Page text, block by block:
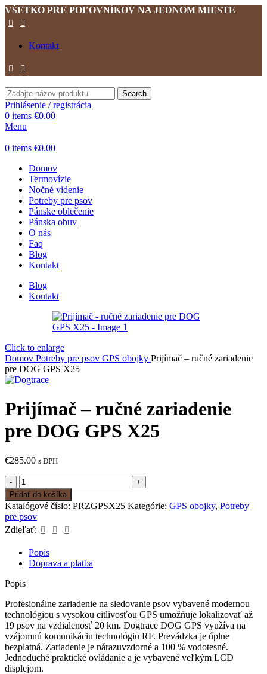
VŠETKO PRE POĽOVNÍKOV NA JEDNOM MIESTE
Kontakt
Search
Prihlásenie / registrácia
0 items €0.00
Menu
0 items €0.00
Domov
Termovízie
Nočné videnie
Potreby pre psov
Pánske oblečenie
Pánska obuv
O nás
Faq
Blog
Kontakt
Blog
Kontakt
Click to enlarge
Domov Potreby pre psov GPS obojky Prijímač – ručné zariadenie
pre DOG GPS X25
Prijímač – ručné zariadenie
pre DOG GPS X25
€285.00 s DPH
množstvo
Prijímač
-
ručné
zariadenie
pre
GPS
X25
Pridať do košíka
Katalógové číslo: PRZGPSX25 Kategórie: GPS obojky, Potreby
pre psov
Zdieľať:
Popis
Doprava a platba
Popis
Profesionálne zariadenie na sledovanie psov vybavené modernou
technológiou s vysokou citlivosťou GPS umožňuje lokalizovať až
19 psov na vzdialenosť 20 km. Dogtrace DOG GPS využíva na
vzájomnú komunikáciu technológiu RF. Prevádzka je úplne
bezplatná. Zariadenie je nárazuvzdorné a 100 % vodotesné.
Jednoduché praktické ovládanie a je vybavené veľkým LCD
displejom.